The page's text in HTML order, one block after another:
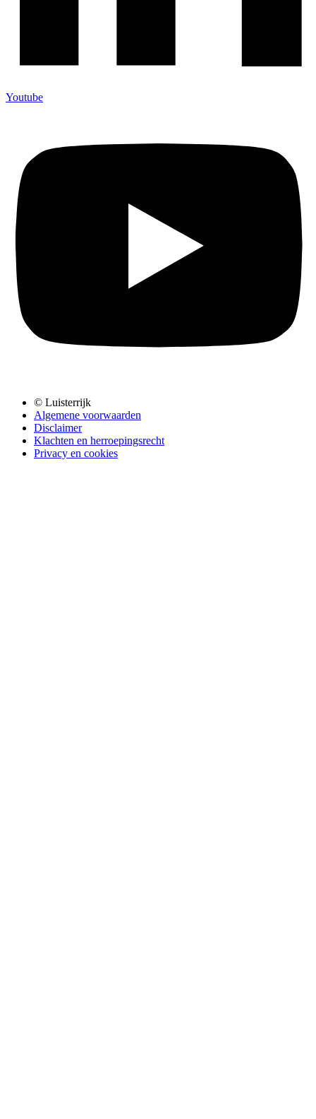
Youtube
© Luisterrijk
Algemene voorwaarden
Disclaimer
Klachten en herroepingsrecht
Privacy en cookies